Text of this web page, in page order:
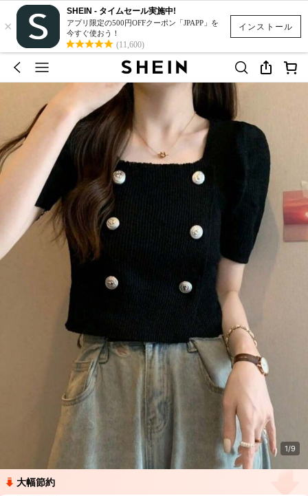
インストール
×
SHEIN - タイムセール実施中!
アプリ限定の500円OFFクーポン「JPAPP」を
今すぐ使おう！
(11,600)
1/9
大幅節約